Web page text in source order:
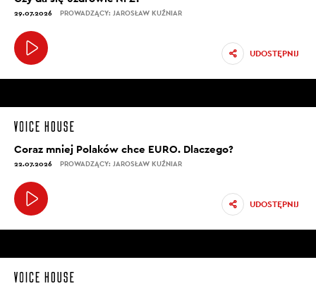
29.07.2026 PROWADZĄCY: JAROSŁAW KUŹNIAR
UDOSTĘPNIJ
Coraz mniej Polaków chce EURO. Dlaczego?
22.07.2026 PROWADZĄCY: JAROSŁAW KUŹNIAR
UDOSTĘPNIJ